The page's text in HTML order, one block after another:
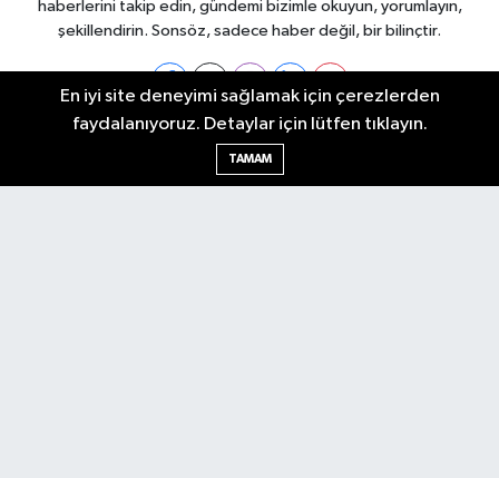
haberlerini takip edin, gündemi bizimle okuyun, yorumlayın,
şekillendirin. Sonsöz, sadece haber değil, bir bilinçtir.
Ankara Nöbetçi Eczaneler
En iyi site deneyimi sağlamak için çerezlerden
faydalanıyoruz. Detaylar için lütfen tıklayın.
TAMAM